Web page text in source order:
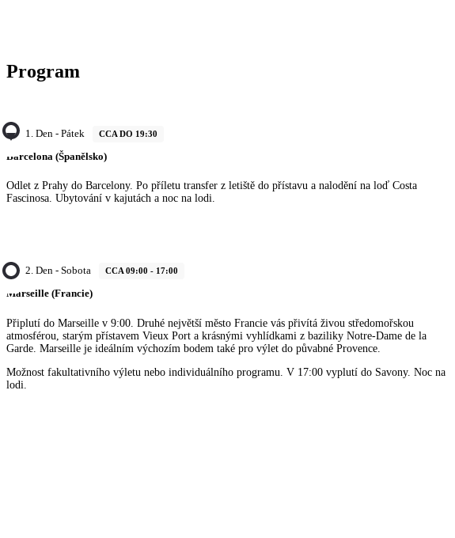
Program
1. Den - Pátek CCA DO 19:30
Barcelona (Španělsko)
Odlet z Prahy do Barcelony. Po příletu transfer z letiště do přístavu a nalodění na loď Costa
Fascinosa. Ubytování v kajutách a noc na lodi.
2. Den - Sobota CCA 09:00 - 17:00
Marseille (Francie)
Připlutí do Marseille v 9:00. Druhé největší město Francie vás přivítá živou středomořskou
atmosférou, starým přístavem Vieux Port a krásnými vyhlídkami z baziliky Notre-Dame de la
Garde. Marseille je ideálním výchozím bodem také pro výlet do půvabné Provence.
Možnost fakultativního výletu nebo individuálního programu. V 17:00 vyplutí do Savony. Noc na
lodi.